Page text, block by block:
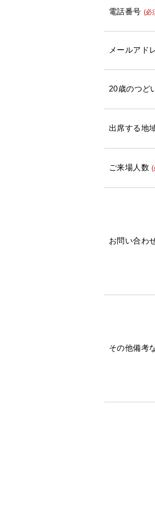
電話番号 (必
メールアド
20歳のつど
出席する地
ご来場人数 (
お問い合わ
その他備考